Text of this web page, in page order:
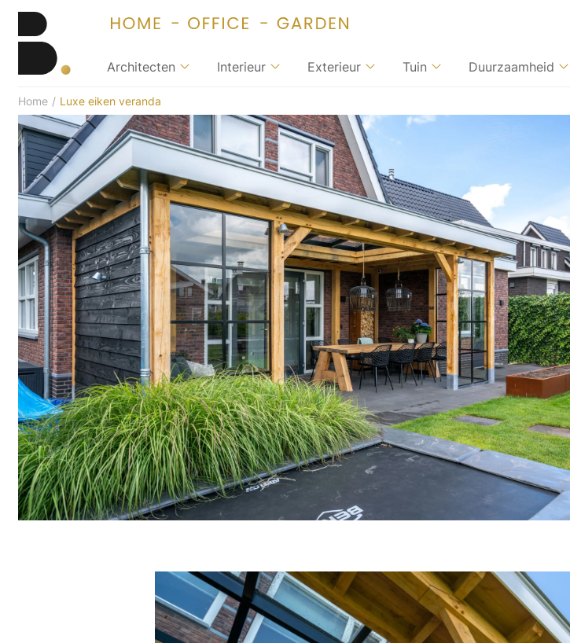
Architecten Interieur Exterieur Tuin Duurzaamheid
Home / Luxe eiken veranda